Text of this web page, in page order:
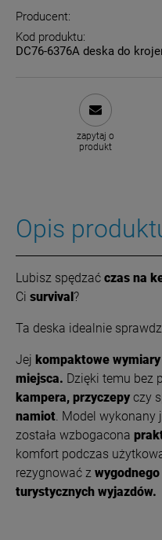
Producent:
Kod produktu:
DC76-6376A deska do
zapytaj o
produkt
Opis
Lubisz spędzać czas na
Ci survival?
Ta deska idealnie
Jej kompaktowe
miejsca. Dzięki temu bez
kampera, przyczepy czy
namiot Model wykonany
została wzbogacona
komfort podczas
rezygnować z
turystycznych wyjazdów.